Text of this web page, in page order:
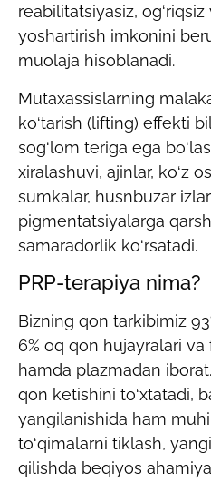
reabilitatsiyasiz,
yoshartirish imkonini
muolaja hisoblanadi.
Mutaxassislarning
ko‘tarish (lifting) effekti
sog‘lom teriga ega
xiralashuvi, ajinlar, ko‘z
sumkalar, husnbuzar
pigmentatsiyalarga
samaradorlik ko‘rsatadi.
PRP-terapiya nima?
Bizning qon tarkibimiz
6% oq qon hujayralari
hamda plazmadan
qon ketishini to‘xtatadi,
yangilanishida ham
to‘qimalarni tiklash,
qilishda beqiyos